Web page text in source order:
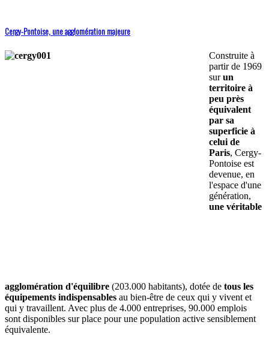
Cergy-Pontoise, une agglomération majeure
Construite à
partir de 1969
surun
territoire à
peu près
équivalent
par sa
superficie à
celui de
Paris, Cergy-
Pontoise est
devenue, en
l'espace d'une
génération,
une véritable
agglomération d'équilibre (203.000 habitants), dotée de tous les
équipements indispensables au bien-être de ceux qui y vivent et
qui y travaillent. Avec plus de 4.000 entreprises, 90.000 emplois
sont disponibles sur place pour une population active sensiblement
équivalente.